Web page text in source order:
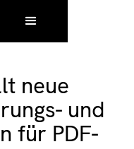
neue
und
für PDF-